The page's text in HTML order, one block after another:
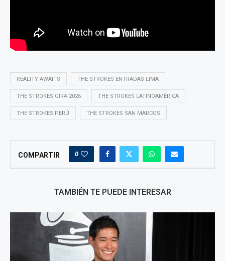
REALITY AWAITS THE STROKES ENTRADAS LIMA
THE STROKES GIRA 2026 THE STROKES LATINOAMÉRICA
THE STROKES PERÚ THE STROKES SAN MARCOS
COMPARTIR 0
TAMBIÉN TE PUEDE INTERESAR